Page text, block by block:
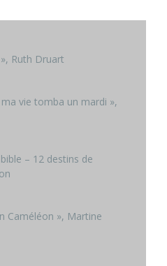
Ruth Druart
vie tomba un mardi »,
– 12 destins de
Caméléon », Martine